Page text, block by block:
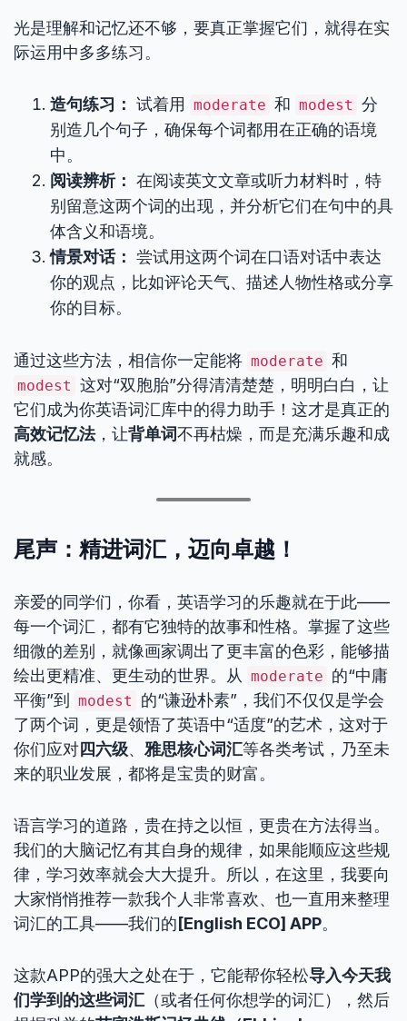
光是理解和记忆还不够，要真正掌握它们，就得在实
际运用中多多练习。
造句练习： 试着用 moderate 和 modest 分
别造几个句子，确保每个词都用在正确的语境
中。
阅读辨析： 在阅读英文文章或听力材料时，特
别留意这两个词的出现，并分析它们在句中的具
体含义和语境。
情景对话： 尝试用这两个词在口语对话中表达
你的观点，比如评论天气、描述人物性格或分享
你的目标。
通过这些方法，相信你一定能将 moderate 和
modest 这对“双胞胎”分得清清楚楚，明明白白，让
它们成为你英语词汇库中的得力助手！这才是真正的
高效记忆法，让背单词不再枯燥，而是充满乐趣和成
就感。
尾声：精进词汇，迈向卓越！
亲爱的同学们，你看，英语学习的乐趣就在于此——
每一个词汇，都有它独特的故事和性格。掌握了这些
细微的差别，就像画家调出了更丰富的色彩，能够描
绘出更精准、更生动的世界。从 moderate 的“中庸
平衡”到
modest
的“谦逊朴素”，我们不仅仅是学会
了两个词，更是领悟了英语中“适度”的艺术，这对于
你们应对四六级、 雅思核心词汇等各类考试，乃至未
来的职业发展，都将是宝贵的财富。
语言学习的道路，贵在持之以恒，更贵在方法得当。
我们的大脑记忆有其自身的规律，如果能顺应这些规
律，学习效率就会大大提升。所以，在这里，我要向
大家悄悄推荐一款我个人非常喜欢、也一直用来整理
词汇的工具——我们的 [English ECO] APP。
这款APP的强大之处在于，它能帮你轻松导入今天我
们学到的这些词汇 （或者任何你想学的词汇），然后